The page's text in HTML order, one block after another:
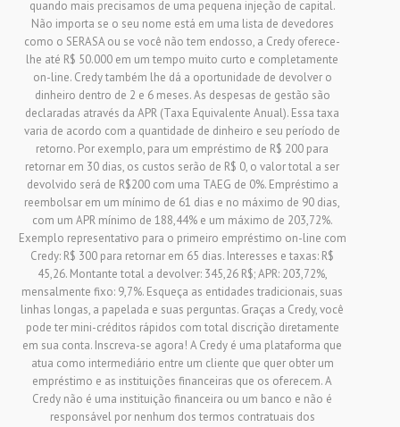
quando mais precisamos de uma pequena injeção de capital.
Não importa se o seu nome está em uma lista de devedores
como o SERASA ou se você não tem endosso, a Credy oferece-
lhe até R$ 50.000 em um tempo muito curto e completamente
on-line. Credy também lhe dá a oportunidade de devolver o
dinheiro dentro de 2 e 6 meses. As despesas de gestão são
declaradas através da APR (Taxa Equivalente Anual). Essa taxa
varia de acordo com a quantidade de dinheiro e seu período de
retorno. Por exemplo, para um empréstimo de R$ 200 para
retornar em 30 dias, os custos serão de R$ 0, o valor total a ser
devolvido será de R$200 com uma TAEG de 0%. Empréstimo a
reembolsar em um mínimo de 61 dias e no máximo de 90 dias,
com um APR mínimo de 188,44% e um máximo de 203,72%.
Exemplo representativo para o primeiro empréstimo on-line com
Credy: R$ 300 para retornar em 65 dias. Interesses e taxas: R$
45,26. Montante total a devolver: 345,26 R$; APR: 203,72%,
mensalmente fixo: 9,7%. Esqueça as entidades tradicionais, suas
linhas longas, a papelada e suas perguntas. Graças a Credy, você
pode ter mini-créditos rápidos com total discrição diretamente
em sua conta. Inscreva-se agora! A Credy é uma plataforma que
atua como intermediário entre um cliente que quer obter um
empréstimo e as instituições financeiras que os oferecem. A
Credy não é uma instituição financeira ou um banco e não é
responsável por nenhum dos termos contratuais dos